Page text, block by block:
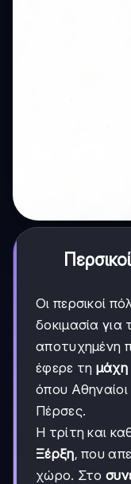
Οι περσικοί
δοκιμασία
αποτυχημένη
έφερε τη
όπου Αθηναίοι
Πέρσες.
Η τρίτη και
Ξέρξη, που
χώρο. Στο